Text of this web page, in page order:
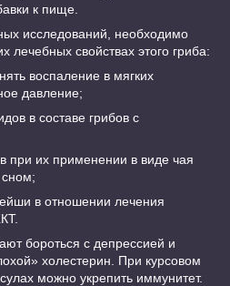
к пище.
исследований, необходимо
лечебных свойствах этого гриба:
воспаление в мягких
давление;
в составе грибов с
при их применении в виде чая
в отношении лечения
бороться с депрессией и
холестерин. При курсовом
можно укрепить иммунитет.